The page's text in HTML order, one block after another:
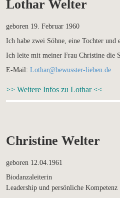
Lothar Welter
geboren 19. Februar 1960
Ich habe zwei Söhne, eine Tochter und
Ich leite mit meiner Frau Christine die
E-Mail: Lothar@bewusster-lieben.de
>> Weitere Infos zu Lothar <<
Christine Welter
geboren 12.04.1961
Biodanzaleiterin
Leadership und persönliche Kompetenz